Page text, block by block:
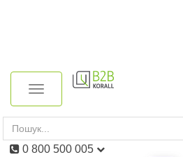
navigation
Toggle
0 800 500 005